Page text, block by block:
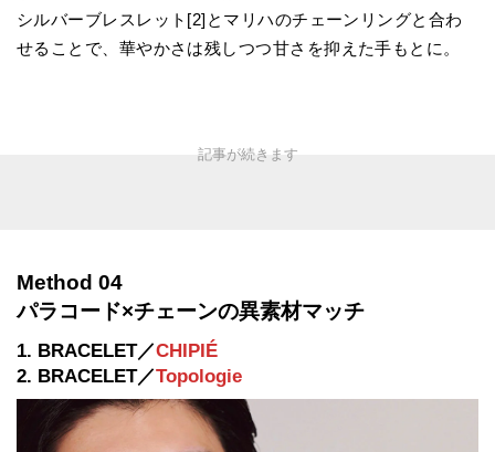
シルバーブレスレット[2]とマリハのチェーンリングと合わ
せることで、華やかさは残しつつ甘さを抑えた手もとに。
Method 04
パラコード×チェーンの異素材マッチ
1. BRACELET／CHIPIÉ
2. BRACELET／Topologie